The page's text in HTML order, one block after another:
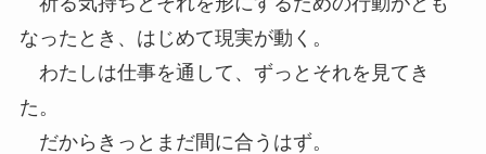
なったとき、はじめて現実が動く。
わたしは仕事を通して、ずっとそれを見てき
た。
だからきっとまだ間に合うはず。